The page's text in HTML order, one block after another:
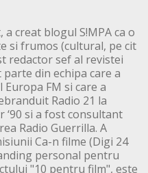
a creat blogul S!MPA ca o
si frumos (cultural, pe cit
redactor sef al revistei
din echipa care a
FM si care a
Radio 21 la
‘90 si a fost consultant
Radio Guerrilla. A
Ca-n filme (Digi 24
personal pentru
"10 pentru film", este